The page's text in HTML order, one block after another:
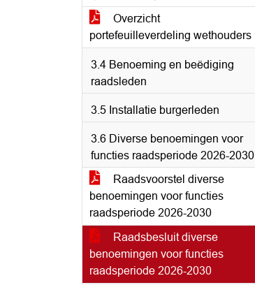
Overzicht
portefeuilleverdeling wethouders
3.4 Benoeming en beëdiging
raadsleden
3.5 Installatie burgerleden
3.6 Diverse benoemingen voor
functies raadsperiode 2026-2030
Raadsvoorstel diverse
benoemingen voor functies
raadsperiode 2026-2030
Raadsbesluit diverse
benoemingen voor functies
raadsperiode 2026-2030